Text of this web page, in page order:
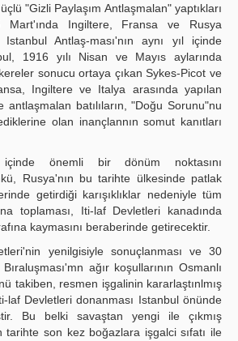
"Gizli Paylaşım Antlaşmalan" yaptıkları
Mart'ında Ingiltere, Fransa ve Rusya
Antlaş-ması'nın aynı yıl içinde
1916 yılı Nisan ve Mayıs aylarında
sonucu ortaya çıkan Sykes-Picot ve
Ingiltere ve Italya arasında yapılan
batılıların, "Doğu Sorunu"nu
olan inançlannın somut kanıtları
önemli bir dönüm noktasını
Rusya'nın bu tarihte ülkesinde patlak
getirdiği karışıklıklar nedeniyle tüm
toplaması, Iti-laf Devletleri kanadında
kaymasını beraberinde getirecektir.
yenilgisiyle sonuçlanması ve 30
ağır koşullarının Osmanlı
takiben, resmen işgalinin kararlaştınlmış
laf Devletleri donanması Istanbul önünde
Bu belki savaştan yengi ile çıkmış
tarihte son kez boğazlara işgalci sıfatı ile